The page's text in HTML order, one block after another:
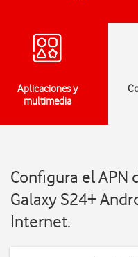
Aplicaciones y
multimedia
Configura el APN
Galaxy S24+
Internet.